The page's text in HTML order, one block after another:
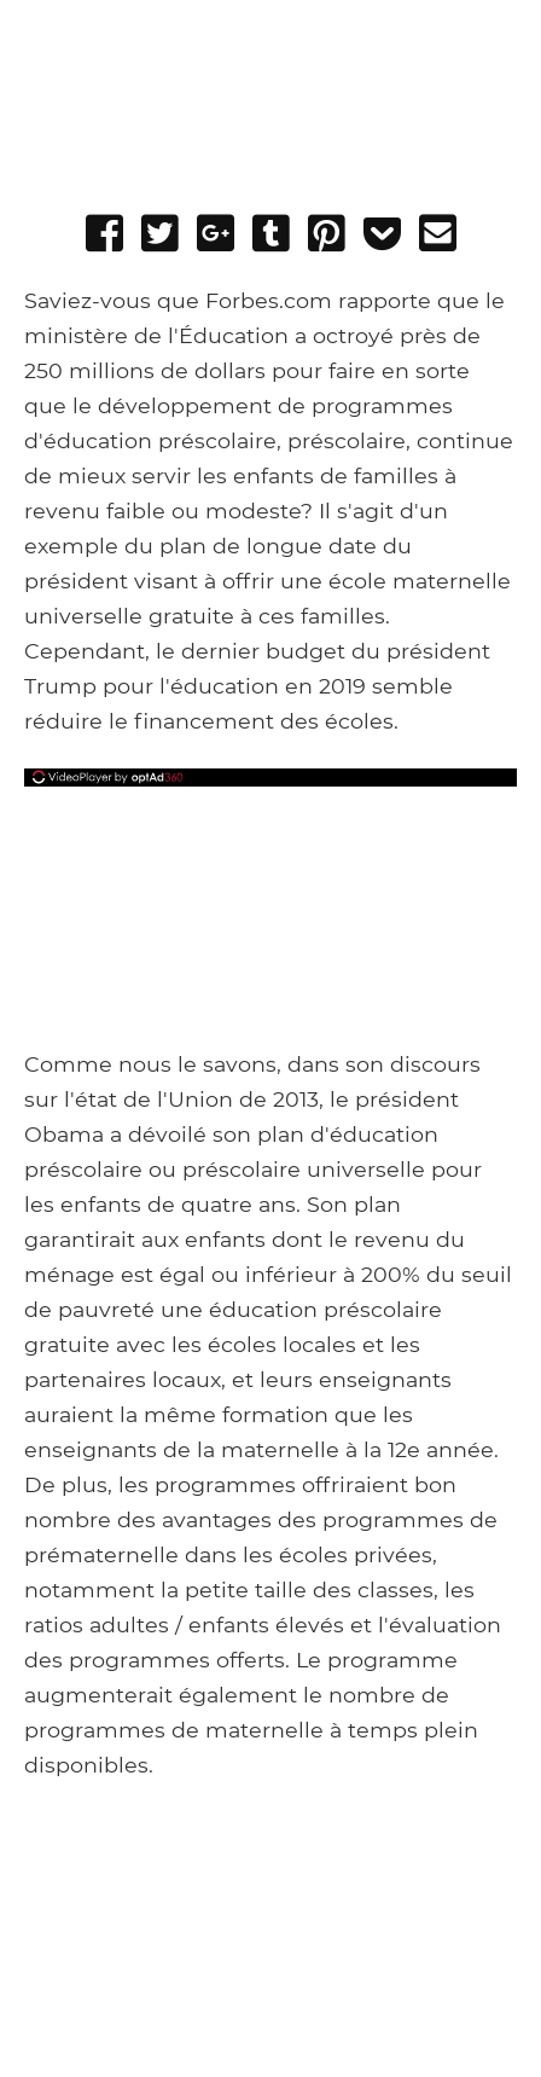
Share
Facebook
Tweet
Share
Google+
Post
Tumblr
Pin
Add
Pocket
Saviez-vous que Forbes.com rapporte que le
ministère de l'Éducation a octroyé près de
250 millions de dollars pour faire en sorte
que le développement de programmes
d'éducation préscolaire, préscolaire, continue
de mieux servir les enfants de familles à
revenu faible ou modeste? Il s'agit d'un
exemple du plan de longue date du
président visant à offrir une école maternelle
universelle gratuite à ces familles.
Cependant, le dernier budget du président
Trump pour l'éducation en 2019 semble
réduire le financement des écoles.
Comme nous le savons, dans son discours
sur l'état de l'Union de 2013, le président
Obama a dévoilé son plan d'éducation
préscolaire ou préscolaire universelle pour
les enfants de quatre ans. Son plan
garantirait aux enfants dont le revenu du
ménage est égal ou inférieur à 200% du seuil
de pauvreté une éducation préscolaire
gratuite avec les écoles locales et les
partenaires locaux, et leurs enseignants
auraient la même formation que les
enseignants de la maternelle à la 12e année.
De plus, les programmes offriraient bon
nombre des avantages des programmes de
prématernelle dans les écoles privées,
notamment la petite taille des classes, les
ratios adultes / enfants élevés et l'évaluation
des programmes offerts. Le programme
augmenterait également le nombre de
programmes de maternelle à temps plein
disponibles.